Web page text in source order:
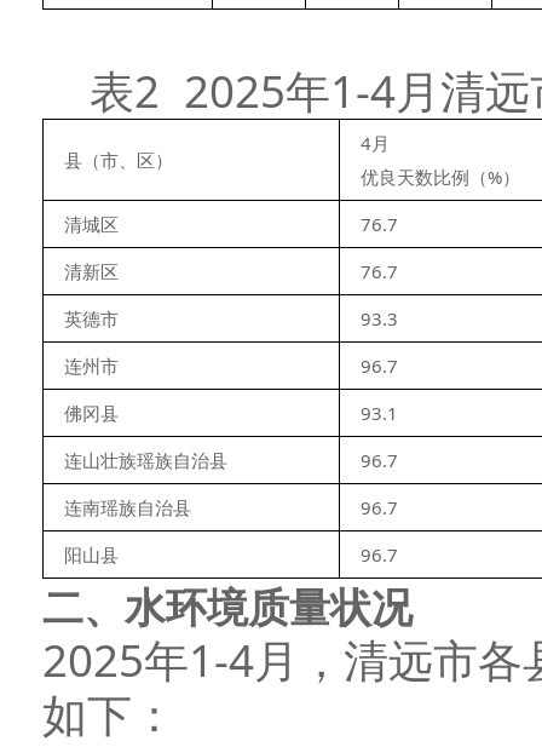
表2 2025年1-4月清
县（市、区）
4月
优良天数比例（%）
清城区
76.7
清新区
76.7
英德市
93.3
连州市
96.7
佛冈县
93.1
连山壮族瑶族自治县
96.7
连南瑶族自治县
96.7
阳山县
96.7
二、水环境质量状况
2025年1-4月，清远市
如下：